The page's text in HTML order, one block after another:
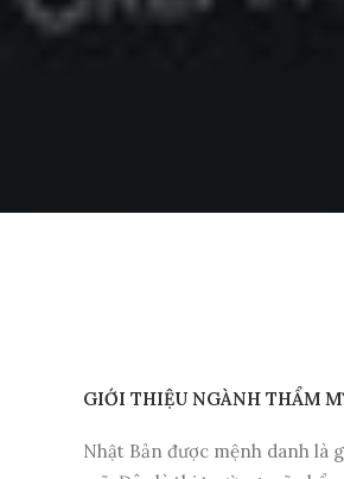
GIỚI THIỆU NGÀNH THẨM
Nhật Bản được mệnh danh là